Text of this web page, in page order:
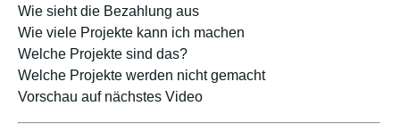
Wie sieht die Bezahlung aus
Wie viele Projekte kann ich machen
Welche Projekte sind das?
Welche Projekte werden nicht gemacht
Vorschau auf nächstes Video